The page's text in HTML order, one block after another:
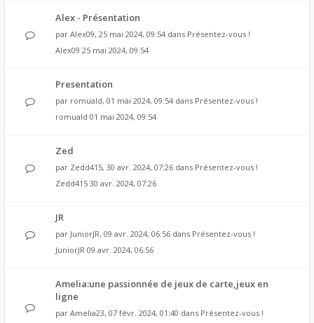
Alex - Présentation
par Alex09, 25 mai 2024, 09:54 dans Présentez-vous !
Alex09 25 mai 2024, 09:54
Presentation
par romuald, 01 mai 2024, 09:54 dans Présentez-vous !
romuald 01 mai 2024, 09:54
Zed
par Zedd415, 30 avr. 2024, 07:26 dans Présentez-vous !
Zedd415 30 avr. 2024, 07:26
JR
par JuniorJR, 09 avr. 2024, 06:56 dans Présentez-vous !
JuniorJR 09 avr. 2024, 06:56
Amelia:une passionnée de jeux de carte,jeux en
ligne
par Amelia23, 07 févr. 2024, 01:40 dans Présentez-vous !